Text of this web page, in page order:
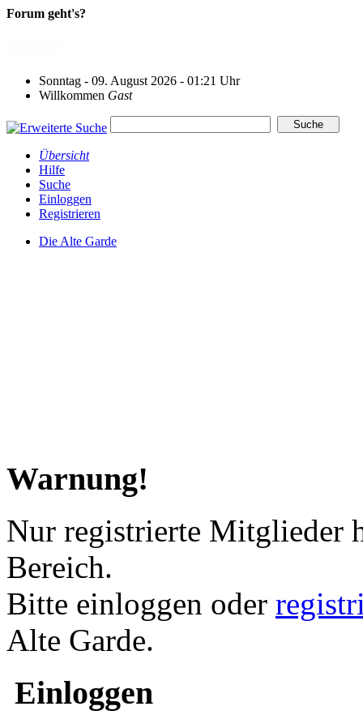
Forum geht's?
Sonntag - 09. August 2026 - 01:21 Uhr
Willkommen Gast
Übersicht
Hilfe
Suche
Einloggen
Registrieren
Die Alte Garde
Warnung!
Nur registrierte Mitglieder
Bereich.
Bitte einloggen oder
Alte Garde.
Einloggen